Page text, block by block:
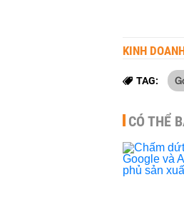
KINH
TAG:
CÓ THỂ